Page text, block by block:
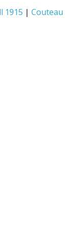
1915 | Couteau